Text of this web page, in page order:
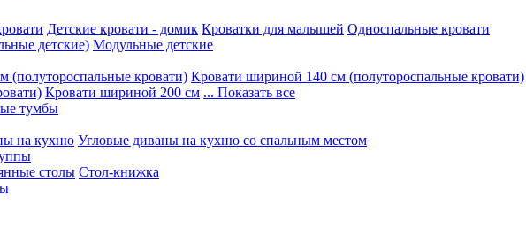
Детские кровати - домик Кроватки для малышей Односпальные кровати
детские) Модульные детские
(полутороспальные кровати) Кровати шириной 140 см (полутороспальные кровати)
Кровати шириной 200 см ... Показать все
тумбы
на кухню Угловые диваны на кухню со спальным местом
столы Стол-книжка